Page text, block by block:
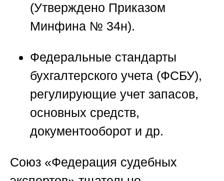
(Утверждено Приказом
Минфина № 34н).
Федеральные стандарты
бухгалтерского учета (ФСБУ),
регулирующие учет запасов,
основных средств,
документооборот и др.
Союз «Федерация судебных